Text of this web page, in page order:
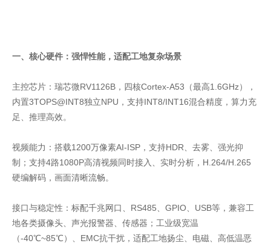
一、核心硬件：强悍性能，适配工地复杂场景
主控芯片：瑞芯微RV1126B，四核Cortex-A53（最高1.6GHz），
内置3TOPS@INT8独立NPU，支持INT8/INT16混合精度，算力充
足、推理高效。
视频能力：搭载1200万像素AI-ISP，支持HDR、去雾、强光抑
制；支持4路1080P高清视频同时接入、实时分析，H.264/H.265
硬编解码，画面清晰流畅。
接口与稳定性：标配千兆网口、RS485、GPIO、USB等，兼容工
地各类摄像头、声光报警器、传感器；工业级宽温
（-40℃~85℃）、EMC抗干扰，适配工地扬尘、电磁、高低温恶